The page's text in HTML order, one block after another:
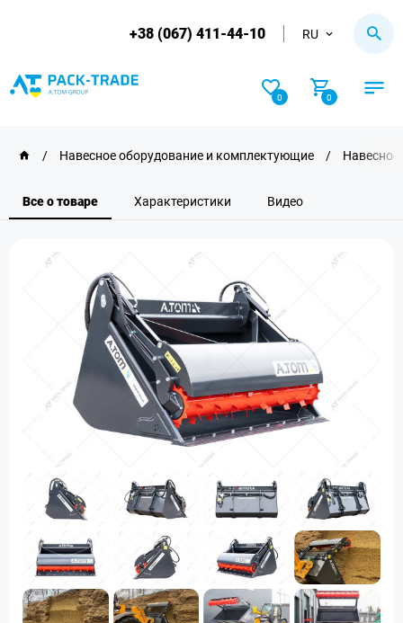
+38 (067) 411-44-10 RU
0 0
/ Навесное оборудование и комплектующие / Навесное
Все о товаре Характеристики Видео